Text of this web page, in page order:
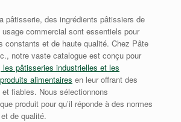
pâtisserie, des ingrédients pâtissiers de
commercial sont essentiels pour
constants et de haute qualité. Chez Pâte
notre vaste catalogue est conçu pour
les pâtisseries industrielles et les
alimentaires en leur offrant des
fiables. Nous sélectionnons
produit pour qu’il réponde à des normes
de qualité.